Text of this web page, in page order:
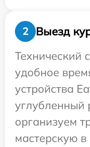
2
Выезд
Технический
удобное
устройства
углубленный
организуем
мастерскую